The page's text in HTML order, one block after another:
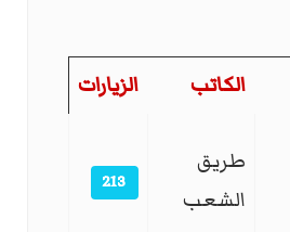
الكاتب
الزيارات
طريق
الشعب
213